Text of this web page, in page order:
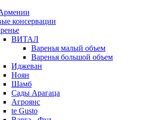
консервации
ВИТАЛ
Варенья малый объем
Варенья большой объем
Иджеван
Ноян
Шамб
Сады Арагаца
Агроянс
te Gusto